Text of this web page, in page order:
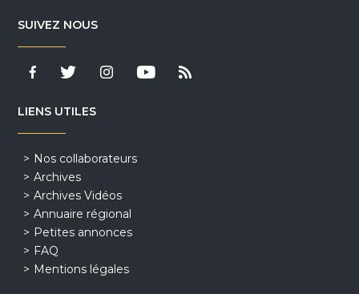
SUIVEZ NOUS
LIENS UTILES
Nos collaborateurs
Archives
Archives Vidéos
Annuaire régional
Petites annonces
FAQ
Mentions légales